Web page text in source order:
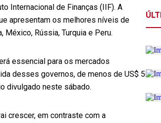
Internacional de Finanças (IIF). A
apresentam os melhores níveis de
Rússia, Turquia e Peru.
essencial para os mercados
desses governos, de menos de US$ 5
divulgado neste sábado.
crescer, em contraste com a